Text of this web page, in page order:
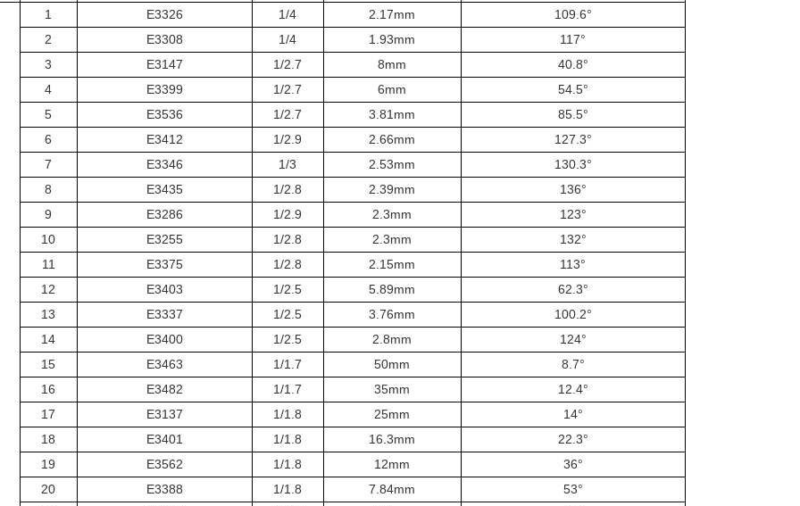
1
E3326 1/4 2.17mm
109.6°
2
E3308 1/4 1.93mm
117°
3
E3147 1/2.7 8mm
40.8°
4
E3399 1/2.7 6mm
54.5°
5
E3536 1/2.7 3.81mm
85.5°
6
E3412 1/2.9 2.66mm
127.3°
7
E3346 1/3 2.53mm
130.3°
8
E3435 1/2.8 2.39mm
136°
9
E3286 1/2.9 2.3mm
123°
10
E3255 1/2.8 2.3mm
132°
11
E3375 1/2.8 2.15mm
113°
12
E3403 1/2.5 5.89mm
62.3°
13
E3337 1/2.5 3.76mm
100.2°
14
E3400 1/2.5 2.8mm
124°
15
E3463 1/1.7 50mm
8.7°
16
E3482 1/1.7 35mm
12.4°
17
E3137 1/1.8 25mm
14°
18
E3401 1/1.8 16.3mm
22.3°
19
E3562 1/1.8 12mm
36°
20
E3388 1/1.8 7.84mm
53°